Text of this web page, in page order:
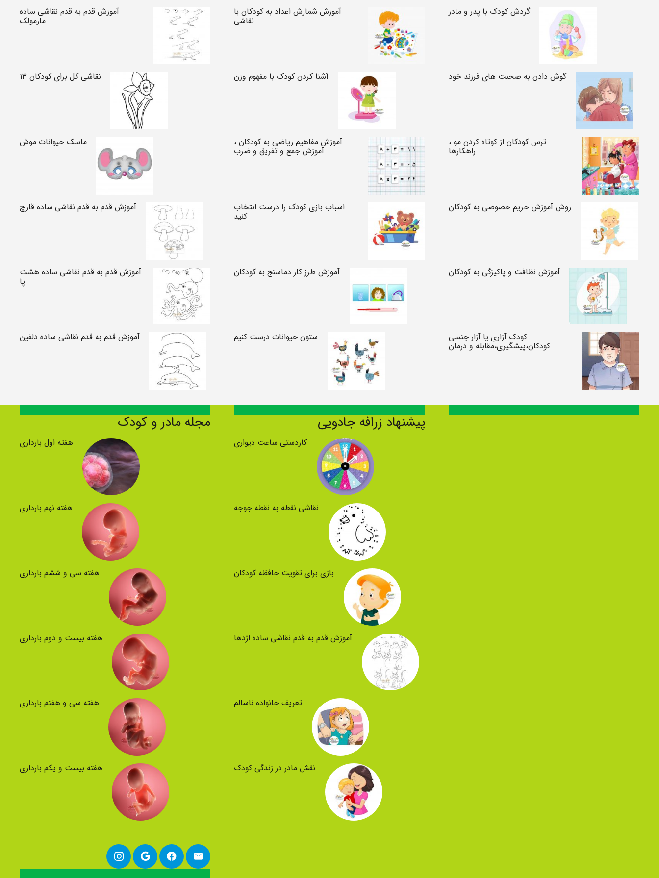
گردش کودک با پدر و مادر
گوش دادن به صحبت های فرزند خود
ترس کودکان از کوتاه کردن مو ،
راهکارها
روش آموزش حریم خصوصی به کودکان
آموزش نظافت و پاکیزگی به کودکان
کودک آزاری یا آزار جنسی
کودکان،پیشگیری،مقابله و درمان
آموزش شمارش اعداد به کودکان با
نقاشی
آشنا کردن کودک با مفهوم وزن
آموزش مفاهیم ریاضی به کودکان ،
آموزش جمع و تفریق و ضرب
اسباب بازی کودک را درست انتخاب
کنید
آموزش طرز کار دماسنج به کودکان
ستون حیوانات درست کنیم
آموزش قدم به قدم نقاشی ساده
مارمولک
نقاشی گل برای کودکان ۱۳
ماسک حیوانات موش
آموزش قدم به قدم نقاشی ساده قارچ
آموزش قدم به قدم نقاشی ساده هشت
پا
آموزش قدم به قدم نقاشی ساده دلفین
پیشنهاد زرافه جادویی
کاردستی ساعت دیواری
نقاشی نقطه به نقطه جوجه
بازی برای تقویت حافظه کودکان
آموزش قدم به قدم نقاشی ساده اژدها
تعریف خانواده ناسالم
نقش مادر در زندگی کودک
مجله مادر و کودک
هفته اول بارداری
هفته نهم بارداری
هفته سی و ششم بارداری
هفته بیست و دوم بارداری
هفته سی و هفتم بارداری
هفته بیست و یکم بارداری